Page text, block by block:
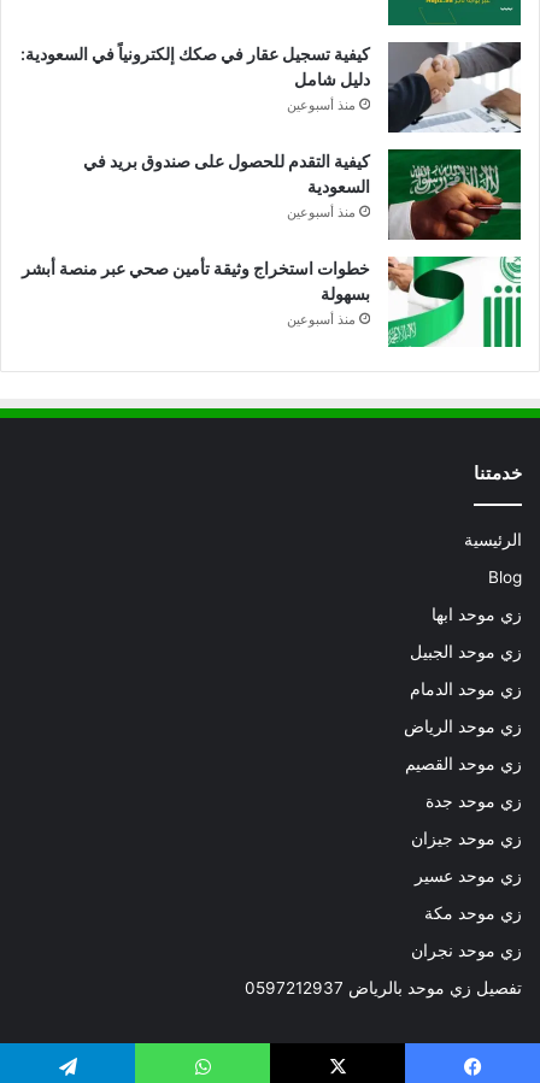
كيفية تسجيل عقار في صكك إلكترونياً في السعودية:
دليل شامل
منذ أسبوعين
كيفية التقدم للحصول على صندوق بريد في
السعودية
منذ أسبوعين
خطوات استخراج وثيقة تأمين صحي عبر منصة أبشر
بسهولة
منذ أسبوعين
خدمتنا
الرئيسية
Blog
زي موحد ابها
زي موحد الجبيل
زي موحد الدمام
زي موحد الرياض
زي موحد القصيم
زي موحد جدة
زي موحد جيزان
زي موحد عسير
زي موحد مكة
زي موحد نجران
تفصيل زي موحد بالرياض 0597212937